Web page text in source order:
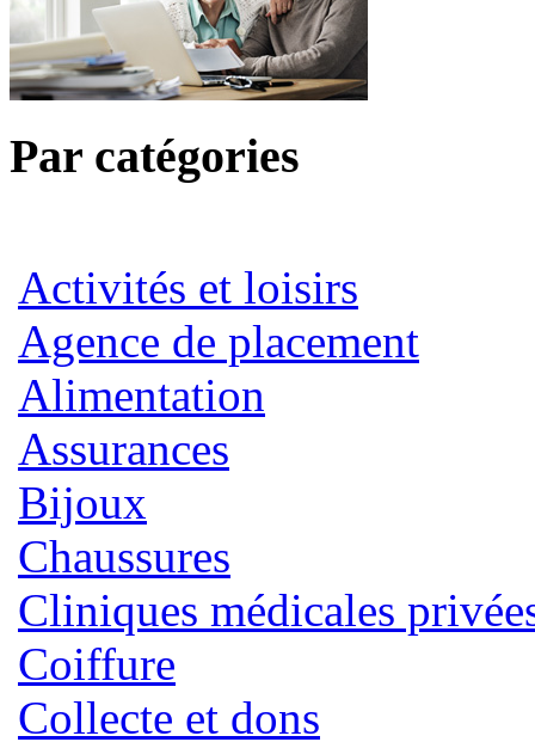
Par catégories
Activités et loisirs
Agence de placement
Alimentation
Assurances
Bijoux
Chaussures
Cliniques médicales
Coiffure
Collecte et dons